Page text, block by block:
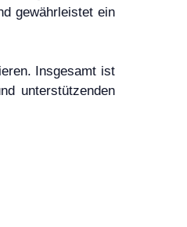
gewährleistet ein
Insgesamt ist
unterstützenden